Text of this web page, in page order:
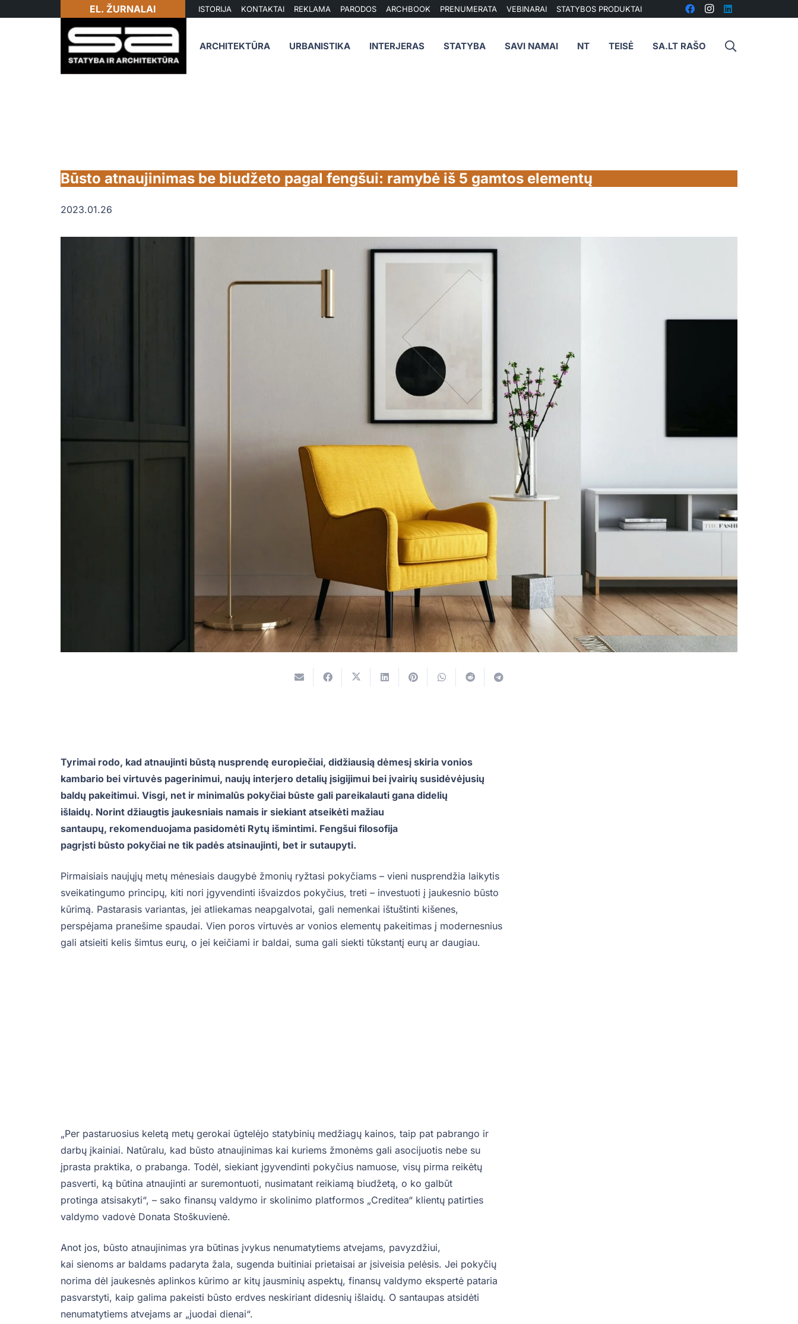
EL. ŽURNALAI ISTORIJA KONTAKTAI REKLAMA PARODOS ARCHBOOK PRENUMERATA VEBINARAI STATYBOS PRODUKTAI
ARCHITEKTŪRA URBANISTIKA INTERJERAS STATYBA SAVI NAMAI NT TEISĖ SA.LT RAŠO
Būsto atnaujinimas be biudžeto pagal fengšui: ramybė iš 5 gamtos elementų
2023.01.26
Tyrimai rodo, kad atnaujinti būstą nusprendę europiečiai, didžiausią dėmesį skiria vonios
kambario bei virtuvės pagerinimui, naujų interjero detalių įsigijimui bei įvairių susidėvėjusių
baldų pakeitimui. Visgi, net ir minimalūs pokyčiai būste gali pareikalauti gana didelių
išlaidų. Norint džiaugtis jaukesniais namais ir siekiant atseikėti mažiau
santaupų, rekomenduojama pasidomėti Rytų išmintimi. Fengšui filosofija
pagrįsti būsto pokyčiai ne tik padės atsinaujinti, bet ir sutaupyti.
Pirmaisiais naujųjų metų mėnesiais daugybė žmonių ryžtasi pokyčiams – vieni nusprendžia laikytis
sveikatingumo principų, kiti nori įgyvendinti išvaizdos pokyčius, treti – investuoti į jaukesnio būsto
kūrimą. Pastarasis variantas, jei atliekamas neapgalvotai, gali nemenkai ištuštinti kišenes,
perspėjama pranešime spaudai. Vien poros virtuvės ar vonios elementų pakeitimas į modernesnius
gali atsieiti kelis šimtus eurų, o jei keičiami ir baldai, suma gali siekti tūkstantį eurų ar daugiau.
„Per pastaruosius keletą metų gerokai ūgtelėjo statybinių medžiagų kainos, taip pat pabrango ir
darbų įkainiai. Natūralu, kad būsto atnaujinimas kai kuriems žmonėms gali asocijuotis nebe su
įprasta praktika, o prabanga. Todėl, siekiant įgyvendinti pokyčius namuose, visų pirma reikėtų
pasverti, ką būtina atnaujinti ar suremontuoti, nusimatant reikiamą biudžetą, o ko galbūt
protinga atsisakyti“, – sako finansų valdymo ir skolinimo platformos „Creditea“ klientų patirties
valdymo vadovė Donata Stoškuvienė.
Anot jos, būsto atnaujinimas yra būtinas įvykus nenumatytiems atvejams, pavyzdžiui,
kai sienoms ar baldams padaryta žala, sugenda buitiniai prietaisai ar įsiveisia pelėsis. Jei pokyčių
norima dėl jaukesnės aplinkos kūrimo ar kitų jausminių aspektų, finansų valdymo ekspertė pataria
pasvarstyti, kaip galima pakeisti būsto erdves neskiriant didesnių išlaidų. O santaupas atsidėti
nenumatytiems atvejams ar „juodai dienai“.